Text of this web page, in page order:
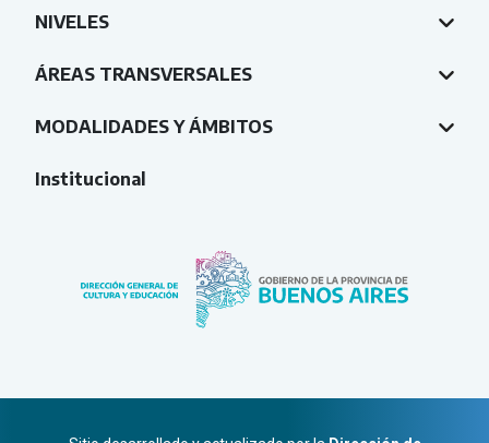
NIVELES
ÁREAS TRANSVERSALES
MODALIDADES Y ÁMBITOS
Institucional